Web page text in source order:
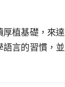
植基礎，來
言的習慣，